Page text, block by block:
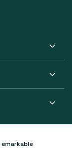
emarkable